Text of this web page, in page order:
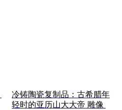
冷铸陶瓷复制品：古希腊年
轻时的亚历山大大帝 雕像